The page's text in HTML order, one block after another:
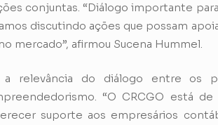
conjuntas. “Diálogo importante
discutindo ações que possam
mercado”, afirmou Sucena Hummel.
a relevância do diálogo entre os
“O CRCGO está de
suporte aos empresários